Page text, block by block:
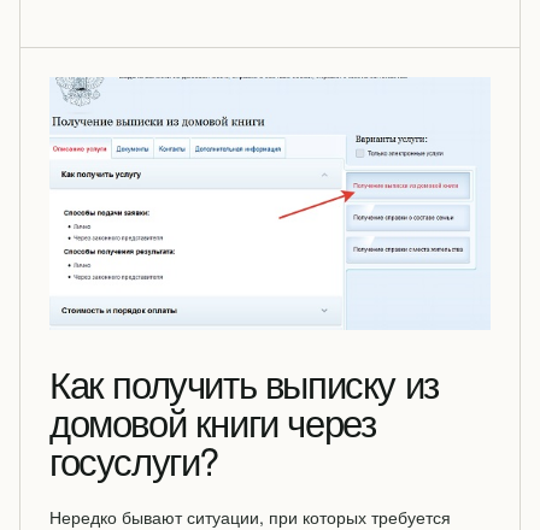
Как получить выписку из
домовой книги через
госуслуги?
Нередко бывают ситуации, при которых требуется